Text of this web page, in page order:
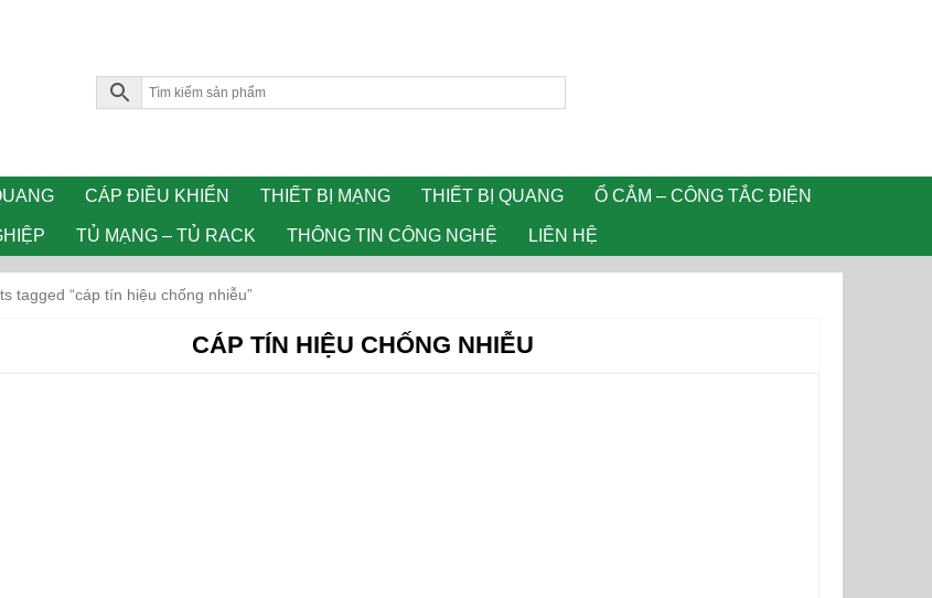
CÁP ĐIỀU KHIỂN THIẾT BỊ MẠNG THIẾT BỊ QUANG Ổ CẮM – CÔNG TẮC ĐIỆN
TỦ MẠNG – TỦ RACK THÔNG TIN CÔNG NGHỆ LIÊN HỆ
tagged “cáp tín hiệu chống nhiễu”
CÁP TÍN HIỆU CHỐNG NHIỄU